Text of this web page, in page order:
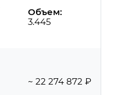
Объем:
3.445
~ 22 274 872 ₽